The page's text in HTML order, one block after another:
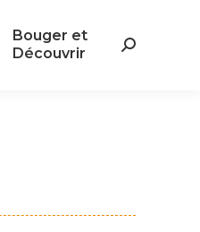
Bouger et
Découvrir
Search:
Bouger et
Découvrir
Search: